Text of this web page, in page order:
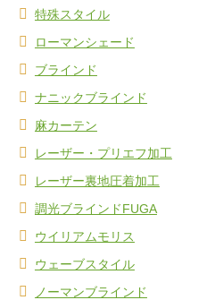
特殊スタイル
ローマンシェード
ブラインド
ナニックブラインド
麻カーテン
レーザー・プリエフ加工
レーザー裏地圧着加工
調光ブラインドFUGA
ウイリアムモリス
ウェーブスタイル
ノーマンブラインド